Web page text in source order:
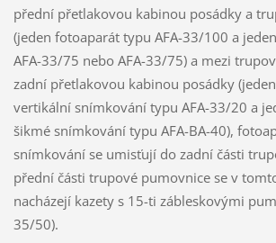
přední přetlakovou kabinou posádky a
(jeden fotoaparát typu AFA-33/100 a
AFA-33/75 nebo AFA-33/75) a mezi
zadní přetlakovou kabinou posádky
vertikální snímkování typu AFA-33/20 a
šikmé snímkování typu AFA-BA-40),
snímkování se umisťují do zadní části
přední části trupové pumovnice se v
nacházejí kazety s 15-ti zábleskovými
35/50).